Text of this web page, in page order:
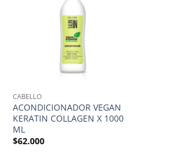
CABELLO
ACONDICIONADOR VEGAN
KERATIN COLLAGEN X 1000
ML
$62.000